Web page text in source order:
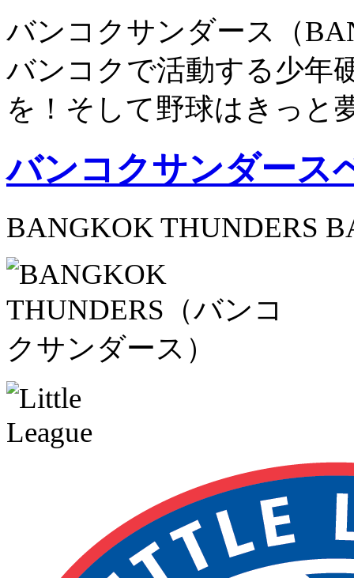
バンコクサンダース（
バンコクで活動する少年
を！そして野球はきっと
バンコクサンダース
BANGKOK THUNDERS